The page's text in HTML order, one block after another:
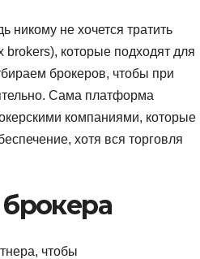
никому не хочется тратить
которые подходят для
брокеров, чтобы при
Сама платформа
компаниями, которые
хотя вся торговля
чтобы